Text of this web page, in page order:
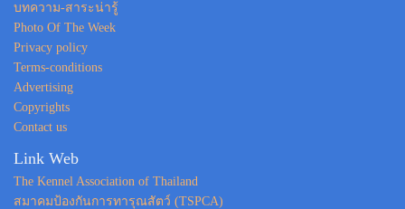
บทความ-สาระน่ารู้
Photo Of The Week
Privacy policy
Terms-conditions
Advertising
Copyrights
Contact us
Link Web
The Kennel Association of Thailand
สมาคมป้องกันการทารุณสัตว์ (TSPCA)